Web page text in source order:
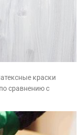
краски
сравнению с